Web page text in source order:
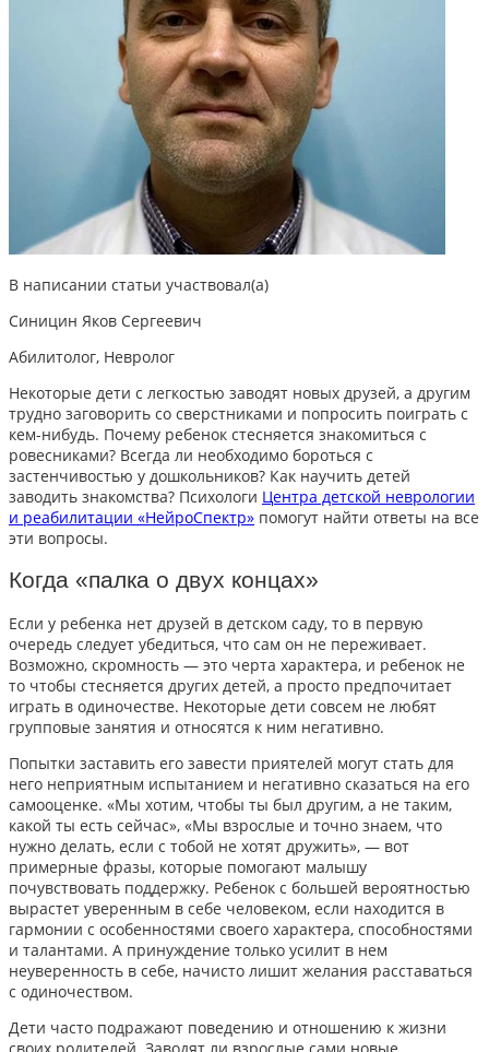
В написании статьи участвовал(а)
Синицин Яков Сергеевич
Абилитолог, Невролог
Некоторые дети с легкостью заводят новых друзей, а другим
трудно заговорить со сверстниками и попросить поиграть с
кем-нибудь. Почему ребенок стесняется знакомиться с
ровесниками? Всегда ли необходимо бороться с
застенчивостью у дошкольников? Как научить детей
заводить знакомства? Психологи Центра детской неврологии
и реабилитации «НейроСпектр» помогут найти ответы на все
эти вопросы.
Когда «палка о двух концах»
Если у ребенка нет друзей в детском саду, то в первую
очередь следует убедиться, что сам он не переживает.
Возможно, скромность — это черта характера, и ребенок не
то чтобы стесняется других детей, а просто предпочитает
играть в одиночестве. Некоторые дети совсем не любят
групповые занятия и относятся к ним негативно.
Попытки заставить его завести приятелей могут стать для
него неприятным испытанием и негативно сказаться на его
самооценке. «Мы хотим, чтобы ты был другим, а не таким,
какой ты есть сейчас», «Мы взрослые и точно знаем, что
нужно делать, если с тобой не хотят дружить», — вот
примерные фразы, которые помогают малышу
почувствовать поддержку. Ребенок с большей вероятностью
вырастет уверенным в себе человеком, если находится в
гармонии с особенностями своего характера, способностями
и талантами. А принуждение только усилит в нем
неуверенность в себе, начисто лишит желания расставаться
с одиночеством.
Дети часто подражают поведению и отношению к жизни
своих родителей. Заводят ли взрослые сами новые